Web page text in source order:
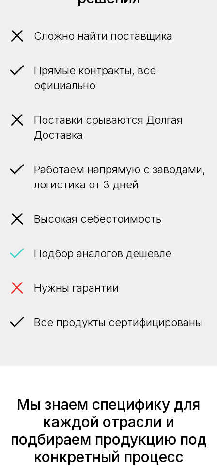
Сложно найти поставщика
Прямые контракты, всё
официально
Поставки срываются Долгая
Доставка
Работаем напрямую с заводами,
логистика от 3 дней
Высокая себестоимость
Подбор аналогов дешевле
Нужны гарантии
Все продукты сертифицированы
Мы знаем специфику для
каждой отрасли и
подбираем продукцию под
конкретный процесс